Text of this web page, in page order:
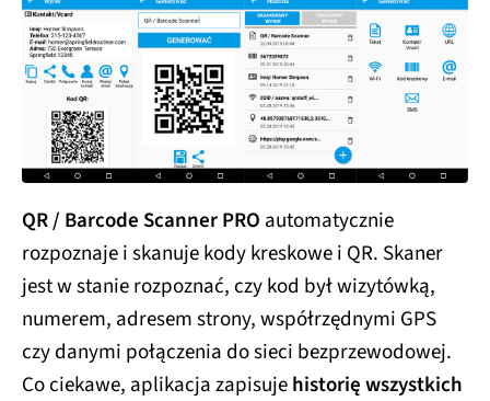
QR / Barcode Scanner PRO automatycznie
rozpoznaje i skanuje kody kreskowe i QR. Skaner
jest w stanie rozpoznać, czy kod był wizytówką,
numerem, adresem strony, współrzędnymi GPS
czy danymi połączenia do sieci bezprzewodowej.
Co ciekawe, aplikacja zapisujehistorię wszystkich